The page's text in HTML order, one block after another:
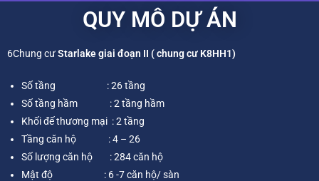
QUY MÔ DỰ ÁN
6Chung cưStarlake giai đoạn II ( chung cư K8HH1)
Số tầng : 26tầng
Số tầng hầm : 2 tầng hầm
Khối đế thương mại : 2 tầng
Tầng căn hộ : 4 – 26
Số lượng căn hộ : 284 căn hộ
Mật độ : 6 -7 căn hộ/ sàn